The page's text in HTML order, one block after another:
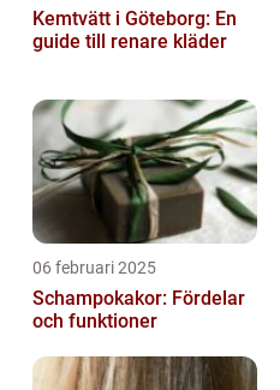
Kemtvätt i Göteborg: En
guide till renare kläder
06 februari 2025
Schampokakor: Fördelar
och funktioner